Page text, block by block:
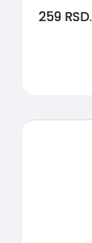
259 RSD.